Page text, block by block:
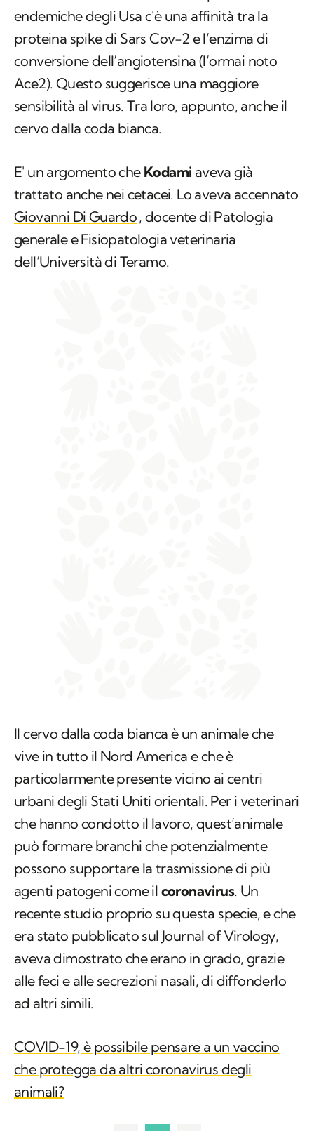
endemiche degli Usa c'è una affinità tra la
proteina spike di Sars Cov-2 e l’enzima di
conversione dell’angiotensina (l’ormai noto
Ace2). Questo suggerisce una maggiore
sensibilità al virus. Tra loro, appunto, anche il
cervo dalla coda bianca.
E' un argomento che Kodami aveva già
trattato anche nei cetacei. Lo aveva accennato
Giovanni Di Guardo, docente di Patologia
generale e Fisiopatologia veterinaria
dell’Università di Teramo.
Il cervo dalla coda bianca è un animale che
vive in tutto il Nord America e che è
particolarmente presente vicino ai centri
urbani degli Stati Uniti orientali. Per i veterinari
che hanno condotto il lavoro, quest’animale
può formare branchi che potenzialmente
possono supportare la trasmissione di più
agenti patogeni come il coronavirus. Un
recente studio proprio su questa specie, e che
era stato pubblicato sul Journal of Virology,
aveva dimostrato che erano in grado, grazie
alle feci e alle secrezioni nasali, di diffonderlo
ad altri simili.
COVID-19, è possibile pensare a un vaccino
che protegga da altri coronavirus degli
animali?